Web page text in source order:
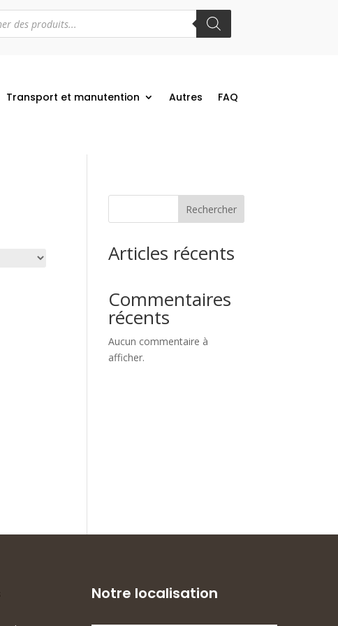
Transport et manutention Autres FAQ
Rechercher
Articles récents
Commentaires
récents
Aucun commentaire à
afficher.
Notre localisation